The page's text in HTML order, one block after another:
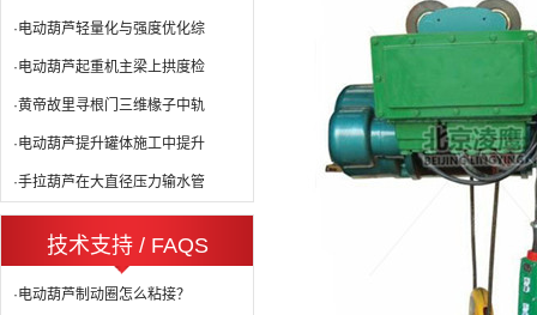
·电动葫芦轻量化与强度优化综
·电动葫芦起重机主梁上拱度检
·黄帝故里寻根门三维椽子中轨
·电动葫芦提升罐体施工中提升
·手拉葫芦在大直径压力输水管
技术支持 / FAQS
·电动葫芦制动圈怎么粘接？